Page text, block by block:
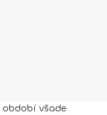
všade